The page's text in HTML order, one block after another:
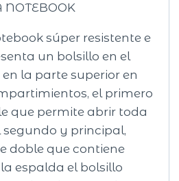
súper resistente e
un bolsillo en el
la parte superior en
el primero
que permite abrir toda
y principal,
doble que contiene
espalda el bolsillo